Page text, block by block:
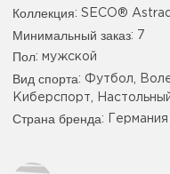
Коллекция: SECO®
Минимальный заказ: 7
Пол: мужской
Вид спорта: Футбол,
Киберспорт,
Страна бренда: Германия